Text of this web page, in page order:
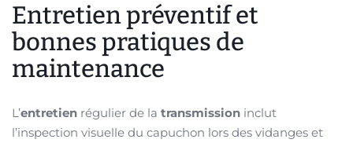
Entretien préventif et
bonnes pratiques de
maintenance
L’entretien régulier de la transmission inclut
l’inspection visuelle du capuchon lors des vidanges et